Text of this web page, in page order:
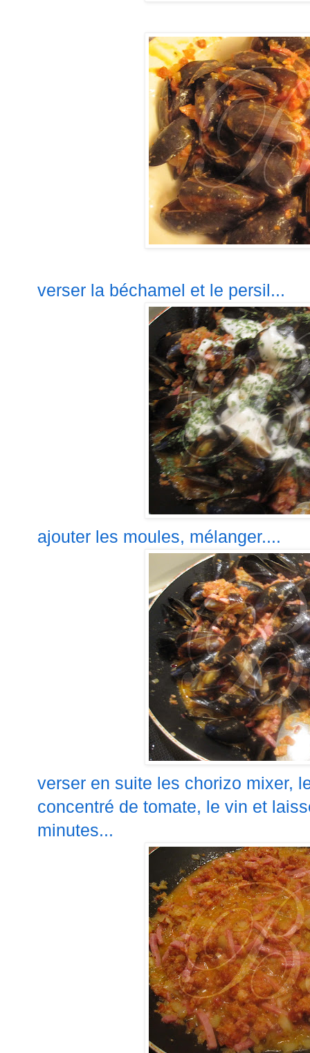
verser la béchamel et le persil...
ajouter les moules, mélanger....
verser en suite les chorizo mixer,
concentré de tomate, le vin et
minutes...